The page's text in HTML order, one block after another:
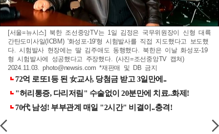
[서울=뉴시스] 북한 조선중앙TV는 1일 김정은 국무위원장이 신형 대륙
간탄도미사일(ICBM) '화성포-19'형 시험발사를 직접 지도했다고 보도했
다. 시험발사 현장에는 딸 김주애도 동행했다. 북한은 이날 화성포-19
형 시험발사에 성공했다고 주장했다. (사진=조선중앙TV 캡쳐)
2024.11.03.photo@newsis.com *재판매 및 DB 금지